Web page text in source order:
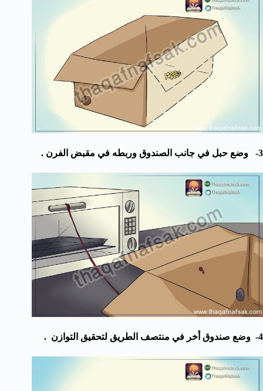
3- وضع حبل في جانب الصندوق وربطه في مقبض الفرن .
4- وضع صندوق أخر في منتصف الطريق لتحقيق التوازن .